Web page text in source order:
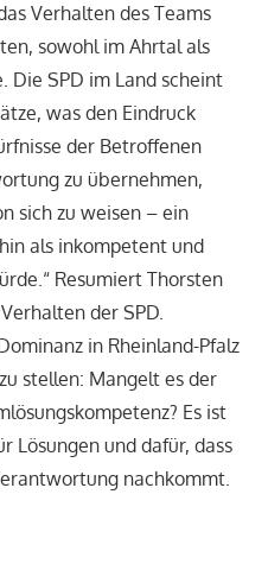
Verhalten des Teams
sowohl im Ahrtal als
Die SPD im Land scheint
was den Eindruck
der Betroffenen
zu übernehmen,
sich zu weisen – ein
als inkompetent und
Resumiert Thorsten
der SPD.
in Rheinland-Pfalz
stellen: Mangelt es der
Es ist
Lösungen und dafür, dass
nachkommt.